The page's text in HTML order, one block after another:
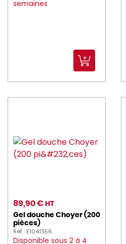
CADDIE_HOTEL (6)
CAMBRO (260)
CANDOLA (15)
CARTY (6)
CGMP (15)
choyer (6)
churchill (905)
semaines
89,90 € HT
Gel douche Choyer (200
pièces)
Réf : E1041356
Disponible sous 2 à 4